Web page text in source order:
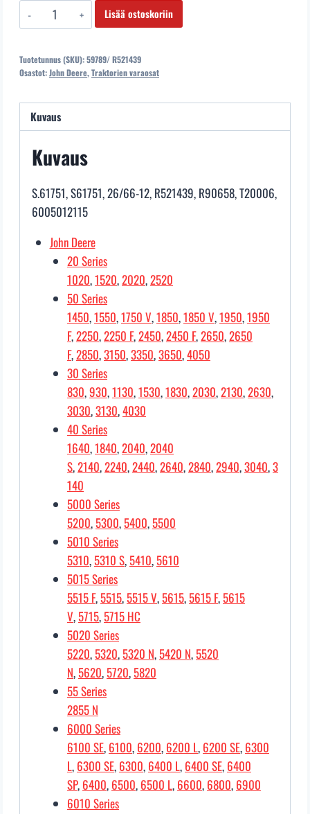
59789/
R521439
TIIVISTE
Lisää ostoskoriin
Tuotetunnus (SKU):59789/ R521439
Osastot:John Deere,Traktorien varaosat
Kuvaus
Kuvaus
S.61751, S61751, 26/66-12, R521439, R90658, T20006,
6005012115
John Deere
20 Series
1020,1520,2020,2520
50 Series
1450,1550,1750 V,1850,1850 V,1950,1950
F,2250,2250 F,2450,2450 F,2650,2650
F,2850,3150,3350,3650,4050
30 Series
830,930,1130,1530,1830,2030,2130,2630,
3030,3130,4030
40 Series
1640,1840,2040,2040
S,2140,2240,2440,2640,2840,2940,3040,3
140
5000 Series
5200,5300,5400,5500
5010 Series
5310,5310 S,5410,5610
5015 Series
5515 F,5515,5515 V,5615,5615 F,5615
V,5715,5715 HC
5020 Series
5220,5320,5320 N,5420 N,5520
N,5620,5720,5820
55 Series
2855 N
6000 Series
6100 SE, 6100, 6200, 6200 L, 6200 SE, 6300
L, 6300 SE, 6300, 6400 L, 6400 SE, 6400
SP, 6400, 6500, 6500 L, 6600, 6800, 6900
6010 Series